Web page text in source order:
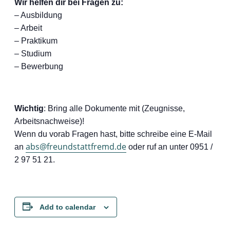
Wir helfen dir bei Fragen zu:
– Ausbildung
– Arbeit
– Praktikum
– Studium
– Bewerbung
Wichtig: Bring alle Dokumente mit (Zeugnisse,
Arbeitsnachweise)!
Wenn du vorab Fragen hast, bitte schreibe eine E-Mail
an abs@freundstattfremd.de oder ruf an unter 0951 /
2 97 51 21.
Add to calendar